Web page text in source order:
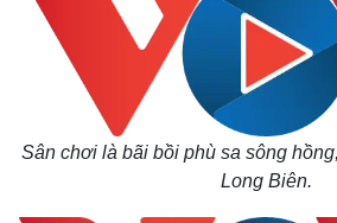
Sân chơi là bãi bồi phù sa sông
Long Biên.